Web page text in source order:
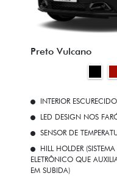
Preto Vulcano
INTERIOR ESCURECIDO
LED DESIGN NOS
SENSOR DE
HILL HOLDER
ELETRÔNICO QUE
EM SUBIDA)